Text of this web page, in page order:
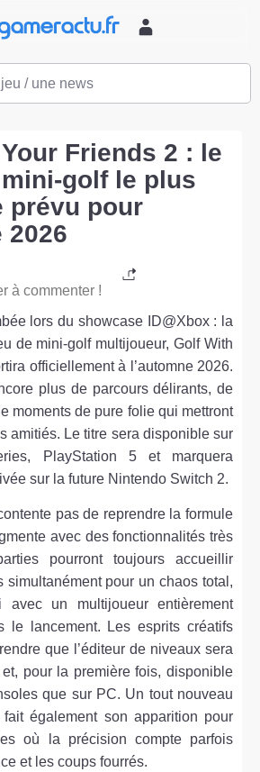
/ une news
Friends 2 : le
golf le plus
prévu pour
2026
à commenter !
lors du showcase ID@Xbox : la
de mini-golf multijoueur, Golf With
officiellement à l’automne 2026.
plus de parcours délirants, de
moments de pure folie qui mettront
amitiés. Le titre sera disponible sur
PlayStation 5 et marquera
sur la future Nintendo Switch 2.
pas de reprendre la formule
avec des fonctionnalités très
pourront toujours accueillir
simultanément pour un chaos total,
avec un multijoueur entièrement
le lancement. Les esprits créatifs
que l’éditeur de niveaux sera
pour la première fois, disponible
que sur PC. Un tout nouveau
également son apparition pour
où la précision compte parfois
et les coups fourrés.